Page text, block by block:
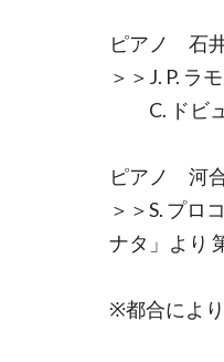
ピアノ 石
＞＞J. P.
C. ドビュ
ピアノ 河
＞＞S. プロ
ナタ」より
※都合によ